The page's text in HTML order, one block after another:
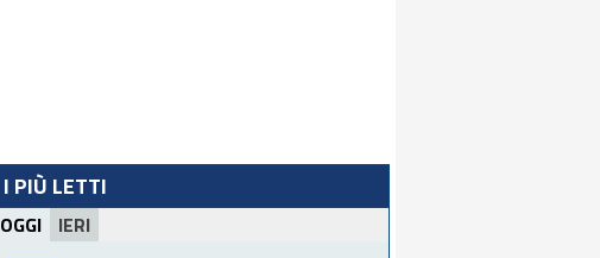
I PIÙ LETTI
OGGI IERI